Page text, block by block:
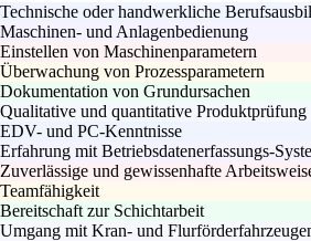
Technische oder handwerkliche
Maschinen- und Anlagenbedienung
Einstellen von Maschinenparametern
Überwachung von Prozessparametern
Dokumentation von Grundursachen
Qualitative und quantitative Produktprüfung
EDV- und PC-Kenntnisse
Erfahrung mit Betriebsdatenerfassungs-
Zuverlässige und gewissenhafte
Teamfähigkeit
Bereitschaft zur Schichtarbeit
Umgang mit Kran- und